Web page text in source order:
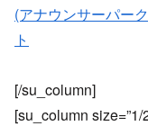
(アナウンサーパー
ト
[/su_column]
[su_column size=”1/